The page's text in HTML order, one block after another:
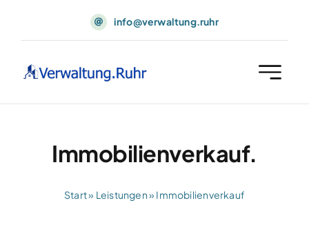
content
info@verwaltung.ruhr
Immobilienverkauf.
Start» Leistungen» Immobilienverkauf